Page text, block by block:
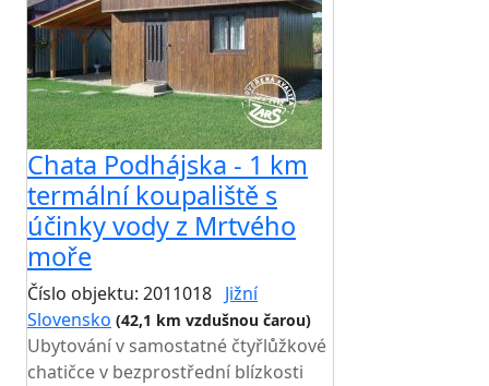
Chata Podhájska - 1 km
termální koupaliště s
účinky vody z Mrtvého
moře
Číslo objektu: 2011018 Jižní
Slovensko (42,1 km vzdušnou čarou)
Ubytování v samostatné čtyřlůžkové
chatičce v bezprostřední blízkosti